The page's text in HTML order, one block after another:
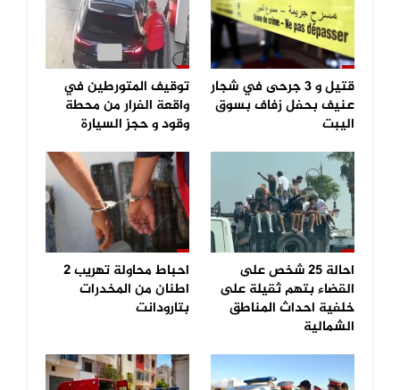
قتيل و 3 جرحى في شجار
عنيف بحفل زفاف بسوق
اليبت
توقيف المتورطين في
واقعة الفرار من محطة
وقود و حجز السيارة
احالة 25 شخص على
القضاء بتهم ثقيلة على
خلفية احداث المناطق
الشمالية
احباط محاولة تهريب 2
اطنان من المخدرات
بتارودانت